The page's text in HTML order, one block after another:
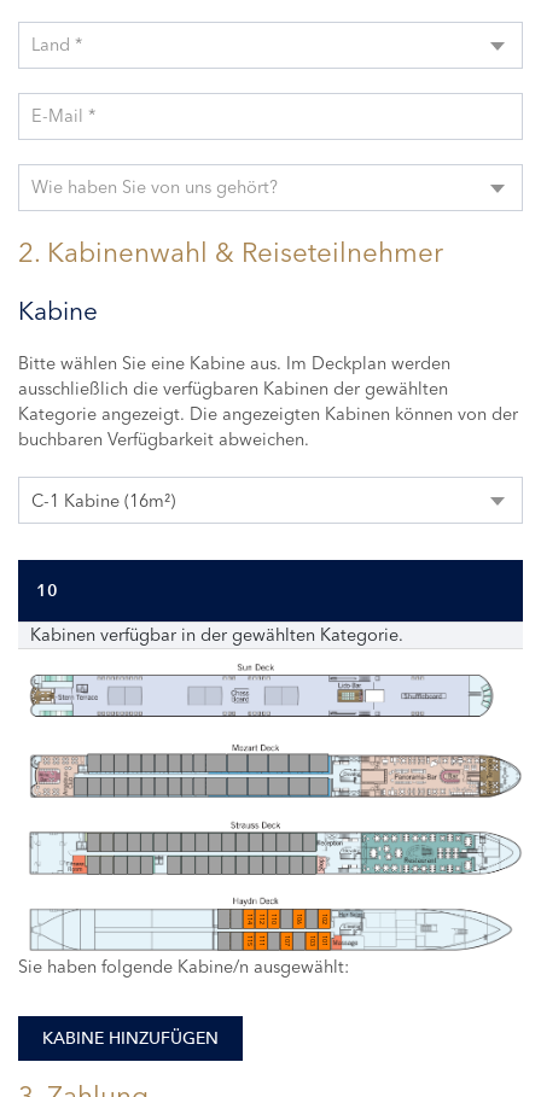
Land *
E-Mail *
Wie haben Sie von uns gehört?
2. Kabinenwahl & Reiseteilnehmer
Kabine
Bitte wählen Sie eine Kabine aus. Im Deckplan werden
ausschließlich die verfügbaren Kabinen der gewählten
Kategorie angezeigt. Die angezeigten Kabinen können von der
buchbaren Verfügbarkeit abweichen.
C-1 Kabine (16m²)
10
Kabinen verfügbar in der gewählten Kategorie.
101
102
103
106
107
110
111
112
114
115
Sie haben folgende Kabine/n ausgewählt:
KABINE HINZUFÜGEN